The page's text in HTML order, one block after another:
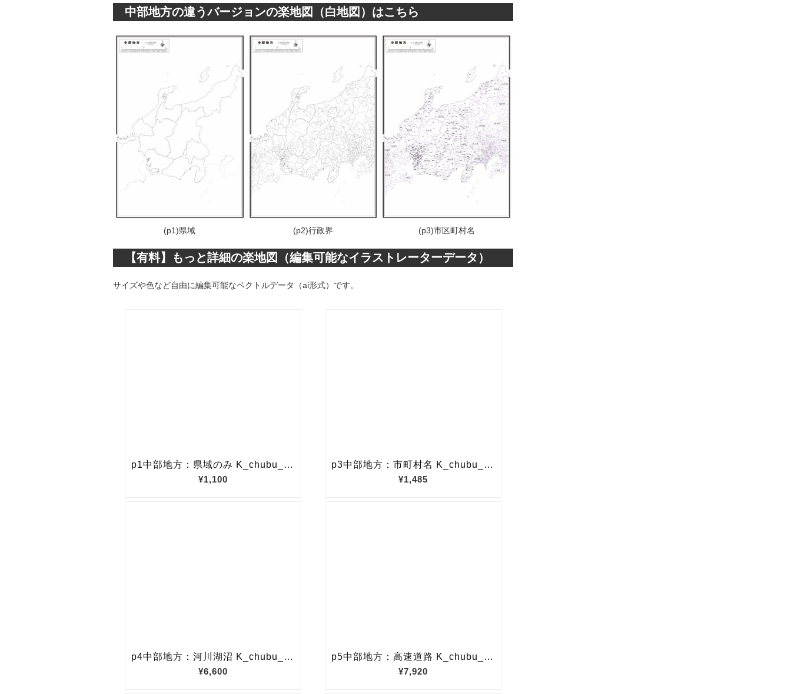
中部地方の違うバージョンの楽地図（白地図）はこちら
(p1)県域 (p2)行政界 (p3)市区町村名
【有料】もっと詳細の楽地図（編集可能なイラストレーターデータ）
サイズや色など自由に編集可能なベクトルデータ（ai形式）です。